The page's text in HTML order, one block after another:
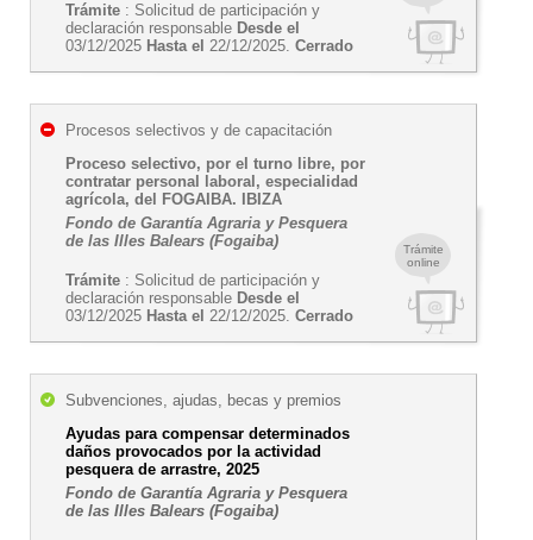
Trámite : Solicitud de participación y
declaración responsable Desde el
03/12/2025 Hasta el 22/12/2025. Cerrado
Trámite
online
Procesos selectivos y de capacitación
Proceso selectivo, por el turno libre, por
contratar personal laboral, especialidad
agrícola, del FOGAIBA. IBIZA
Fondo de Garantía Agraria y Pesquera
de las Illes Balears (Fogaiba)
Trámite : Solicitud de participación y
declaración responsable Desde el
03/12/2025 Hasta el 22/12/2025. Cerrado
Subvenciones, ajudas, becas y premios
Ayudas para compensar determinados
daños provocados por la actividad
pesquera de arrastre, 2025
Fondo de Garantía Agraria y Pesquera
de las Illes Balears (Fogaiba)